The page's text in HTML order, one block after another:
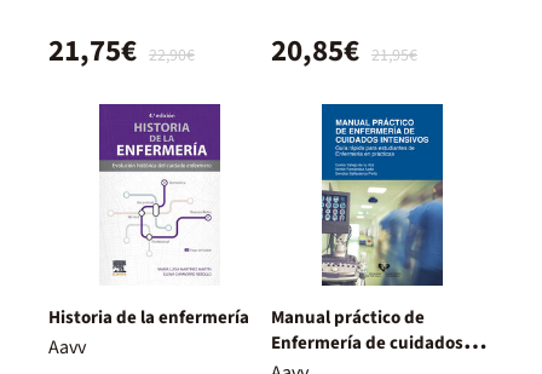
22,90€
21,75€ 21,95€
20,85€
Historia de la enfermería
Aavv
Manual práctico de
Enfermería de cuidados
intensivos